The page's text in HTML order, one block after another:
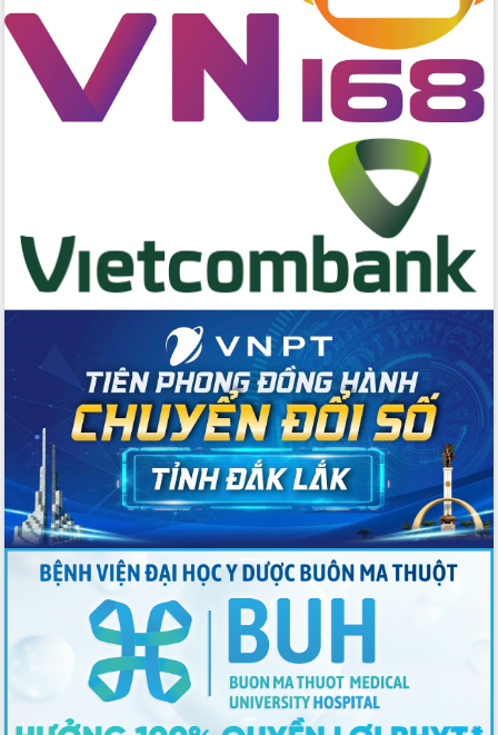
Phát động chiến dịch 30 ngày đêm
giải phóng mặt bằng Tuyến đường bộ
ven biển
Đắk Lắk nỗ lực thúc đẩy tăng trưởng
kinh tế từ 10% trở lên trong Quý
Thứ trưởng Bộ Y tế làm việc với tỉnh
Đắk Lắk về phát triển nhân lực y tế
cho trạm y tế cấp xã
Du lịch Đắk Lắk nâng tầm trải nghiệm
du khách thông qua Hệ thống cơ sở dữ
liệu và Bản đồ số
Tập huấn ứng dụng trí tuệ nhân tạo (AI)
trong thương mại điện tử năm 2026
Đoàn đại biểu Quốc hội tỉnh Đắk Lắk
trao đổi thông tin trước Kỳ họp thứ
nhất, Quốc hội khóa XVI
Quyết liệt cải cách hành chính, khơi
thông nguồn lực phát triển
Nâng cao hiệu lực, hiệu quả HĐND
tỉnh thông qua hiện đại hóa hành chính
Xã Ea Phê gắn cải cách hành chính với
chuyển đổi số
Phó Chủ tịch Thường trực UBND tỉnh
Hồ Thị Nguyên Thảo làm việc tại Trung